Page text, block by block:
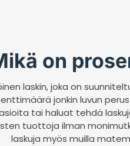
on
laskin, joka on
jonkin luvun
tai haluat tehdä
tuottoja ilman
laskuja myös muilla